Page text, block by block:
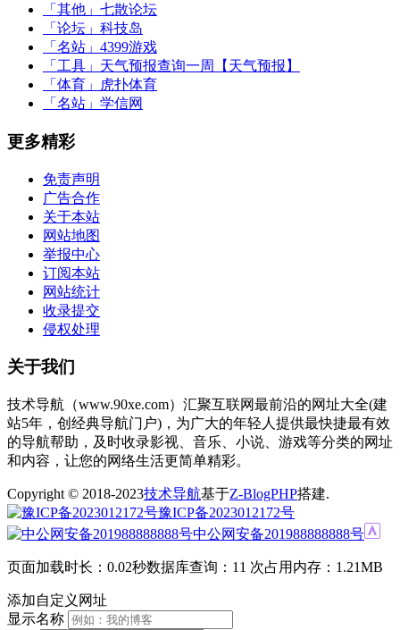
「其他」 七散论坛
「论坛」 科技岛
「名站」 4399游戏
「工具」 天气预报查询一周【天气预报】
「体育」
虎扑体育
「名站」 学信网
更多精彩
免责声明
广告合作
关于本站
网站地图
举报中心
订阅本站
网站统计
收录提交
侵权处理
关于我们
技术导航（www.90xe.com）汇聚互联网最前沿的网址大全(建
站5年，创经典导航门户)，为广大的年轻人提供最快捷最有效
的导航帮助，及时收录影视、音乐、小说、游戏等分类的网址
和内容，让您的网络生活更简单精彩。
Copyright © 2018-2023技术导航基于Z-BlogPHP搭建.
豫ICP备2023012172号
中公网安备201988888888号
页面加载时长：0.02秒数据库查询：11 次占用内存：1.21MB
添加自定义网址
显示名称